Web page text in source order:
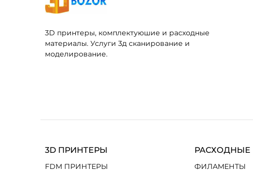
3D принтеры, комплектуюшие и расходные
материалы. Услуги 3д сканирование и
моделирование.
3D ПРИНТЕРЫ
FDM ПРИНТЕРЫ
РАСХОДНЫЕ
ФИЛАМЕНТЫ